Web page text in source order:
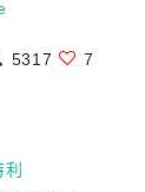
5317 7